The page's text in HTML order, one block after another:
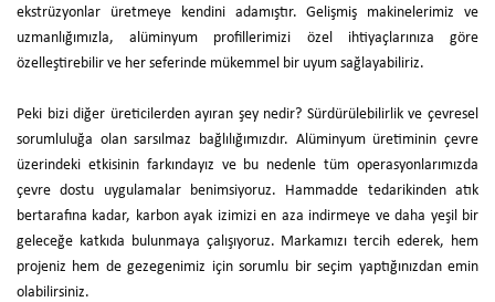
ekstrüzyonlar üretmeye kendini adamıştır. Gelişmiş makinelerimiz ve
uzmanlığımızla, alüminyum profillerimizi özel ihtiyaçlarınıza göre
özelleştirebilir ve her seferinde mükemmel bir uyum sağlayabiliriz.
Peki bizi diğer üreticilerden ayıran şey nedir? Sürdürülebilirlik ve çevresel
sorumluluğa olan sarsılmaz bağlılığımızdır. Alüminyum üretiminin çevre
üzerindeki etkisinin farkındayız ve bu nedenle tüm operasyonlarımızda
çevre dostu uygulamalar benimsiyoruz. Hammadde tedarikinden atık
bertarafına kadar, karbon ayak izimizi en aza indirmeye ve daha yeşil bir
geleceğe katkıda bulunmaya çalışıyoruz. Markamızı tercih ederek, hem
projeniz hem de gezegenimiz için sorumlu bir seçim yaptığınızdan emin
olabilirsiniz.